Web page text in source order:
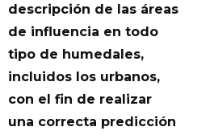
descripción de las áreas
de influencia en todo
tipo de humedales,
incluidos los urbanos,
con el fin de realizar
una correcta predicción